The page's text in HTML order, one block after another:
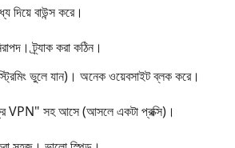
দিয়ে বাউন্স করে।
ট্র্যাক করা কঠিন।
ভুলে যান)। অনেক ওয়েবসাইট ব্লক করে।
VPN" সহ আসে (আসলে একটা প্রক্সি)।